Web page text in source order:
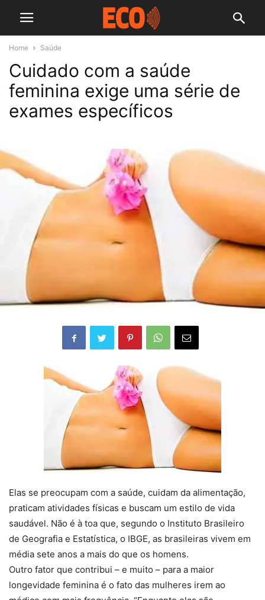
Home Saúde
Cuidado com a saúde
feminina exige uma série de
exames específicos
Elas se preocupam com a saúde, cuidam da alimentação,
praticam atividades físicas e buscam um estilo de vida
saudável. Não é à toa que, segundo o Instituto Brasileiro
de Geografia e Estatística, o IBGE, as brasileiras vivem em
média sete anos a mais do que os homens.
Outro fator que contribui – e muito – para a maior
longevidade feminina é o fato das mulheres irem ao